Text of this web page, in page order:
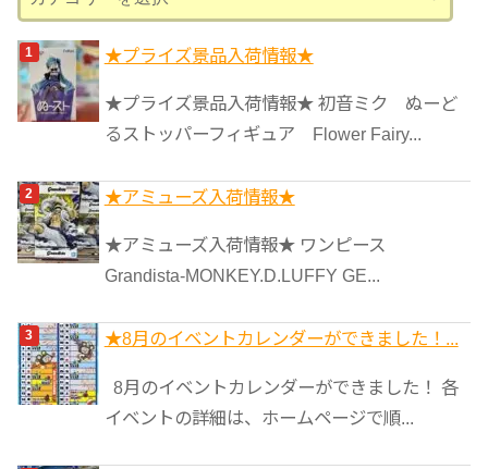
テ
ゴ
リ
ー
★プライズ景品入荷情報★
★プライズ景品入荷情報★ 初音ミク ぬーど
るストッパーフィギュア Flower Fairy...
★アミューズ入荷情報★
★アミューズ入荷情報★ ワンピース
Grandista-MONKEY.D.LUFFY GE...
★8月のイベントカレンダーができました！...
8月のイベントカレンダーができました！ 各
イベントの詳細は、ホームページで順...